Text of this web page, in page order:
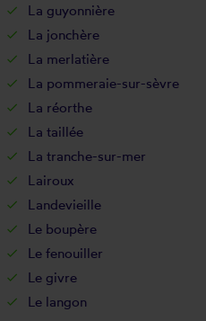
La guyonnière
La jonchère
La merlatière
La pommeraie-sur-sèvre
La réorthe
La taillée
La tranche-sur-mer
Lairoux
Landevieille
Le boupère
Le fenouiller
Le givre
Le langon